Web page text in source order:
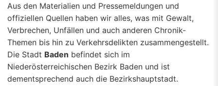
Aus den Materialien und Pressemeldungen und
offiziellen Quellen haben wir alles, was mit Gewalt,
Verbrechen, Unfällen und auch anderen Chronik-
Themen bis hin zu Verkehrsdelikten zusammengestellt.
Die Stadt Baden befindet sich im
Niederösterreichischen Bezirk Baden und ist
dementsprechend auch die Bezirkshauptstadt.